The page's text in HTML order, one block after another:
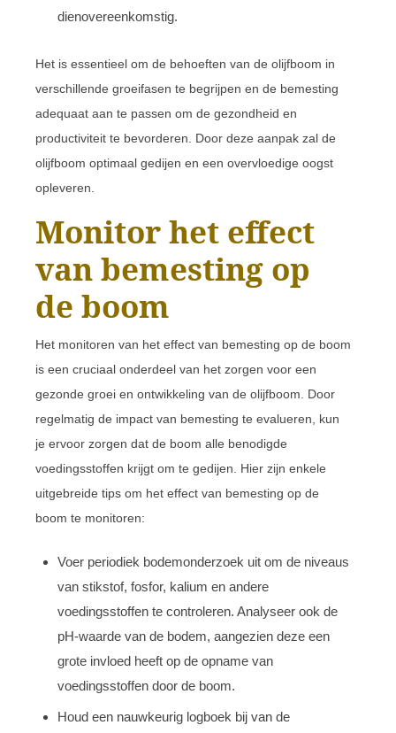
dienovereenkomstig.
Het is essentieel om de behoeften van de olijfboom in
verschillende groeifasen te begrijpen en de bemesting
adequaat aan te passen om de gezondheid en
productiviteit te bevorderen. Door deze aanpak zal de
olijfboom optimaal gedijen en een overvloedige oogst
opleveren.
Monitor het effect
van bemesting op
de boom
Het monitoren van het effect van bemesting op de boom
is een cruciaal onderdeel van het zorgen voor een
gezonde groei en ontwikkeling van de olijfboom. Door
regelmatig de impact van bemesting te evalueren, kun
je ervoor zorgen dat de boom alle benodigde
voedingsstoffen krijgt om te gedijen. Hier zijn enkele
uitgebreide tips om het effect van bemesting op de
boom te monitoren:
Voer periodiek bodemonderzoek uit om de niveaus
van stikstof, fosfor, kalium en andere
voedingsstoffen te controleren. Analyseer ook de
pH-waarde van de bodem, aangezien deze een
grote invloed heeft op de opname van
voedingsstoffen door de boom.
Houd een nauwkeurig logboek bij van de